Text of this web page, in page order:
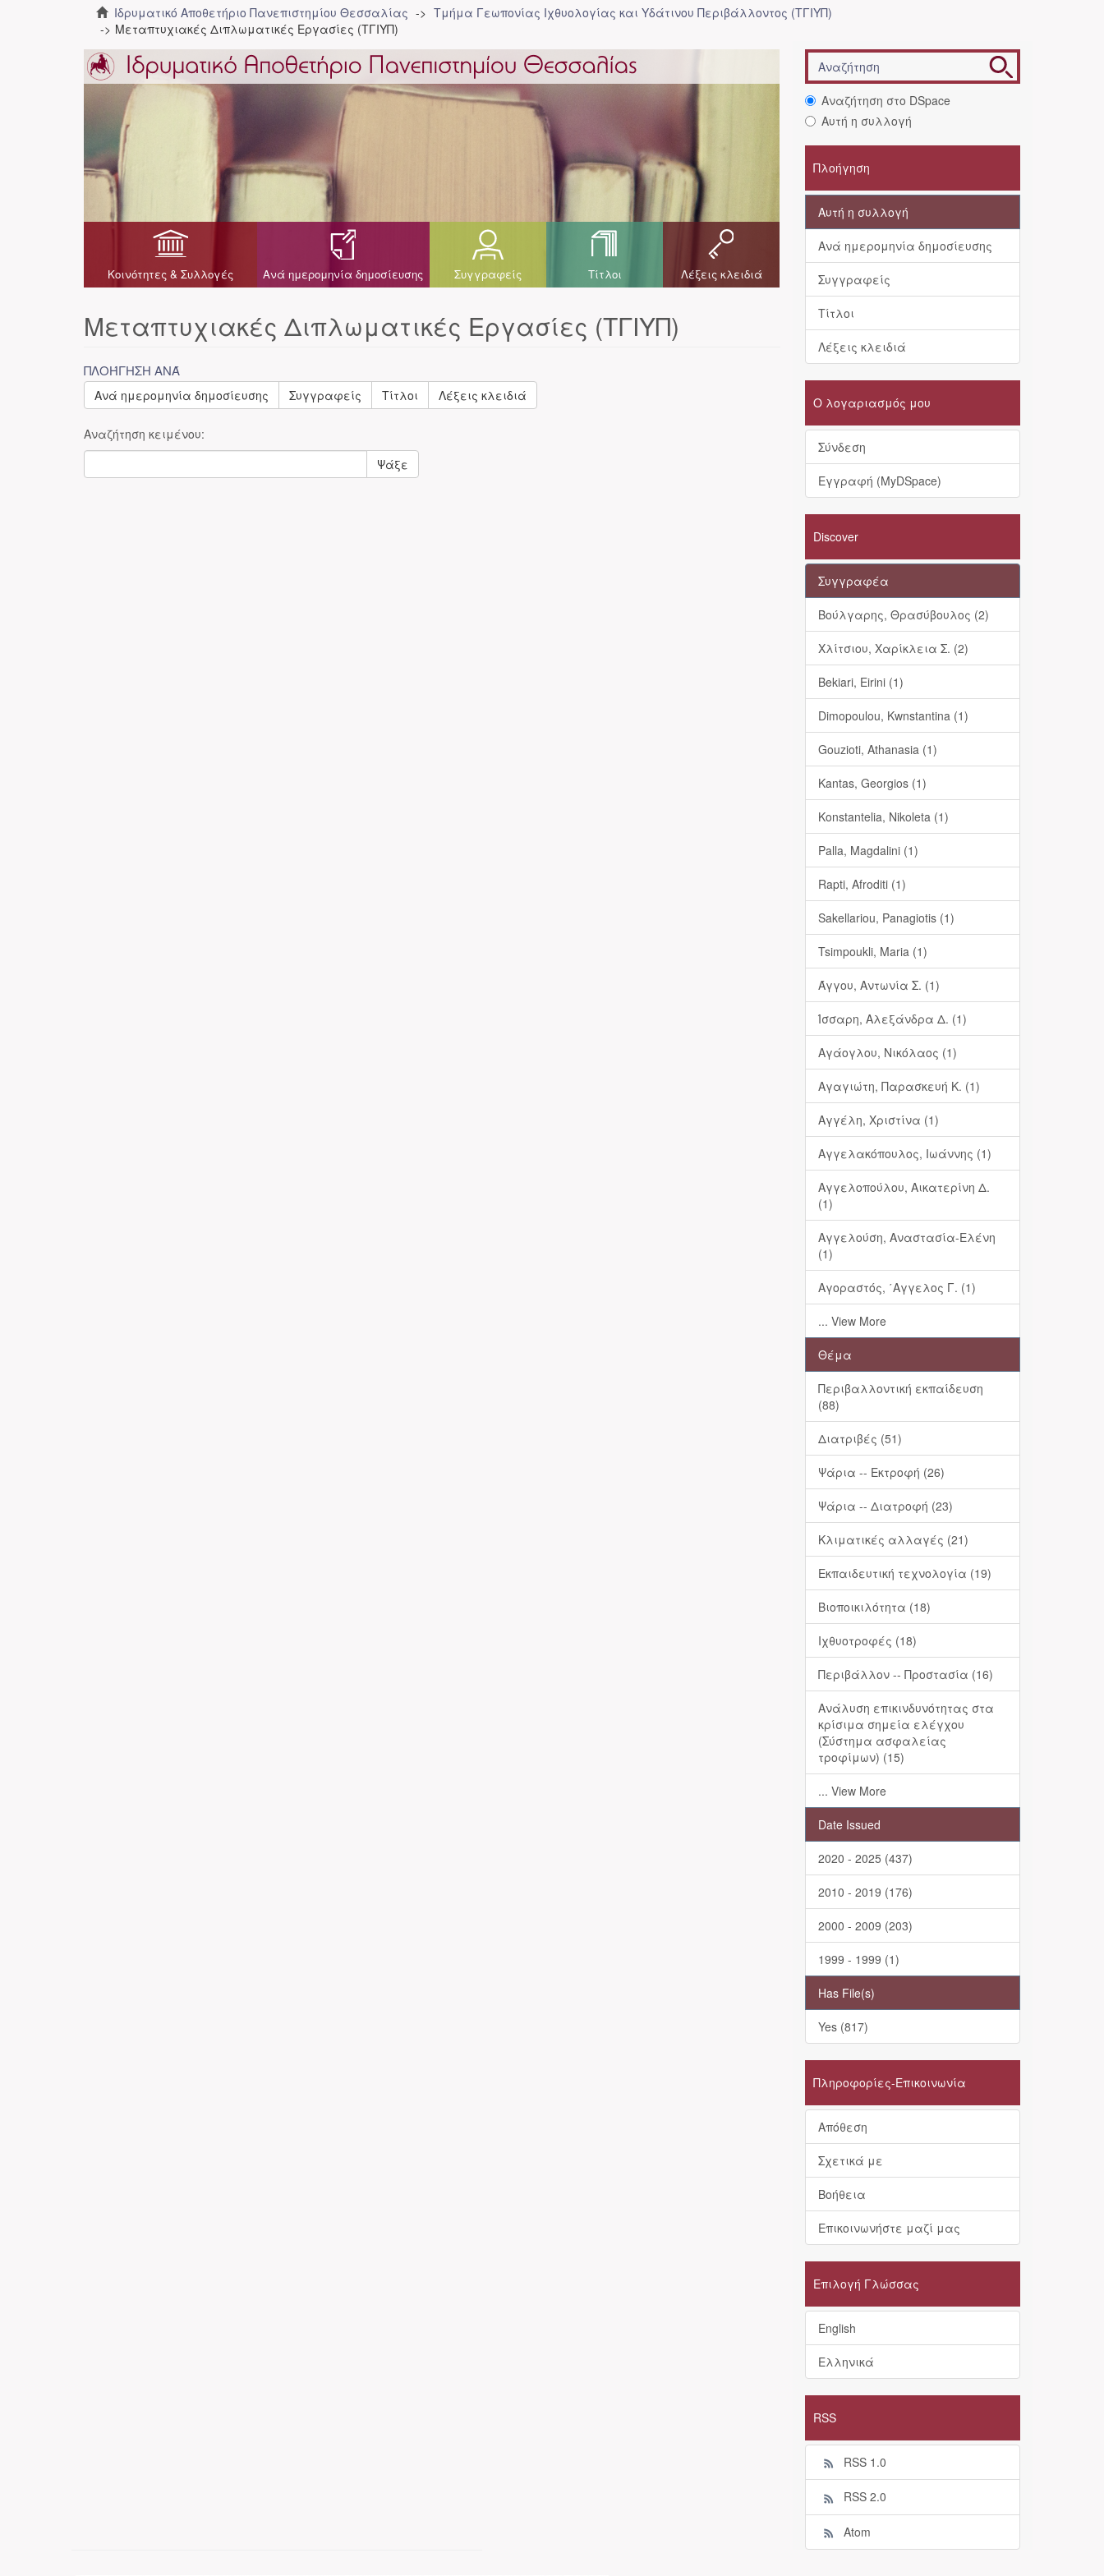
Ιδρυματικό Αποθετήριο Πανεπιστημίου Θεσσαλίας
Τμήμα Γεωπονίας Ιχθυολογίας και Υδάτινου Περιβάλλοντος (ΤΓΙΥΠ)
Μεταπτυχιακές Διπλωματικές Εργασίες (ΤΓΙΥΠ)
Κοινότητες & Συλλογές Ανά ημερομηνία δημοσίευσης Συγγραφείς Τίτλοι Λέξεις κλειδιά
Μεταπτυχιακές Διπλωματικές Εργασίες (ΤΓΙΥΠ)
ΠΛΟΉΓΗΣΗ ΑΝΆ
Ανά ημερομηνία δημοσίευσης Συγγραφείς Τίτλοι Λέξεις κλειδιά
Αναζήτηση κειμένου:
Ψάξε
Αναζήτηση στο DSpace
Αυτή η συλλογή
Πλοήγηση
Αυτή η συλλογή
Ανά ημερομηνία δημοσίευσης
Συγγραφείς
Τίτλοι
Λέξεις κλειδιά
Ο λογαριασμός μου
Σύνδεση
Εγγραφή (MyDSpace)
Discover
Συγγραφέα
Βούλγαρης, Θρασύβουλος (2)
Χλίτσιου, Χαρίκλεια Σ. (2)
Bekiari, Eirini (1)
Dimopoulou, Kwnstantina (1)
Gouzioti, Athanasia (1)
Kantas, Georgios (1)
Konstantelia, Nikoleta (1)
Palla, Magdalini (1)
Rapti, Afroditi (1)
Sakellariou, Panagiotis (1)
Tsimpoukli, Maria (1)
Άγγου, Αντωνία Σ. (1)
Ίσσαρη, Αλεξάνδρα Δ. (1)
Αγάογλου, Νικόλαος (1)
Αγαγιώτη, Παρασκευή Κ. (1)
Αγγέλη, Χριστίνα (1)
Αγγελακόπουλος, Ιωάννης (1)
Αγγελοπούλου, Αικατερίνη Δ.
(1)
Αγγελούση, Αναστασία-Ελένη
(1)
Αγοραστός, ΄Αγγελος Γ. (1)
... View More
Θέμα
Περιβαλλοντική εκπαίδευση
(88)
Διατριβές (51)
Ψάρια -- Εκτροφή (26)
Ψάρια -- Διατροφή (23)
Κλιματικές αλλαγές (21)
Εκπαιδευτική τεχνολογία (19)
Βιοποικιλότητα (18)
Ιχθυοτροφές (18)
Περιβάλλον -- Προστασία (16)
Ανάλυση επικινδυνότητας στα
κρίσιμα σημεία ελέγχου
(Σύστημα ασφαλείας
τροφίμων) (15)
... View More
Date Issued
2020 - 2025 (437)
2010 - 2019 (176)
2000 - 2009 (203)
1999 - 1999 (1)
Has File(s)
Yes (817)
Πληροφορίες-Επικοινωνία
Απόθεση
Σχετικά με
Βοήθεια
Επικοινωνήστε μαζί μας
Επιλογή Γλώσσας
English
Ελληνικά
RSS
RSS 1.0
RSS 2.0
Atom